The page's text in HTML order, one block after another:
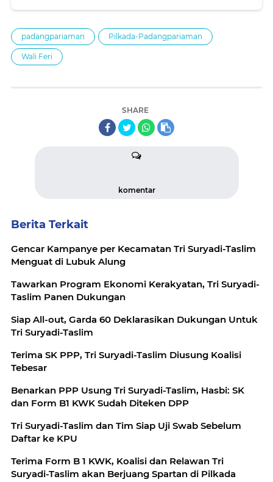
padangpariaman Pilkada-Padangpariaman
Wali Feri
SHARE
komentar
Berita Terkait
Gencar Kampanye per Kecamatan Tri Suryadi-Taslim
Menguat di Lubuk Alung
Tawarkan Program Ekonomi Kerakyatan, Tri Suryadi-
Taslim Panen Dukungan
Siap All-out, Garda 60 Deklarasikan Dukungan Untuk
Tri Suryadi-Taslim
Terima SK PPP, Tri Suryadi-Taslim Diusung Koalisi
Tebesar
Benarkan PPP Usung Tri Suryadi-Taslim, Hasbi: SK
dan Form B1 KWK Sudah Diteken DPP
Tri Suryadi-Taslim dan Tim Siap Uji Swab Sebelum
Daftar ke KPU
Terima Form B 1 KWK, Koalisi dan Relawan Tri
Suryadi-Taslim akan Berjuang Spartan di Pilkada